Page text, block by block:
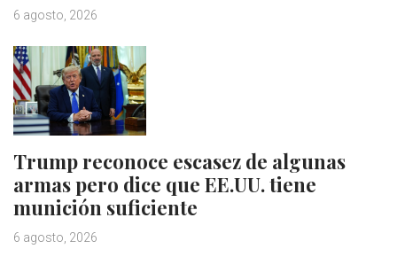
6 agosto, 2026
Trump reconoce escasez de algunas
armas pero dice que EE.UU. tiene
munición suficiente
6 agosto, 2026